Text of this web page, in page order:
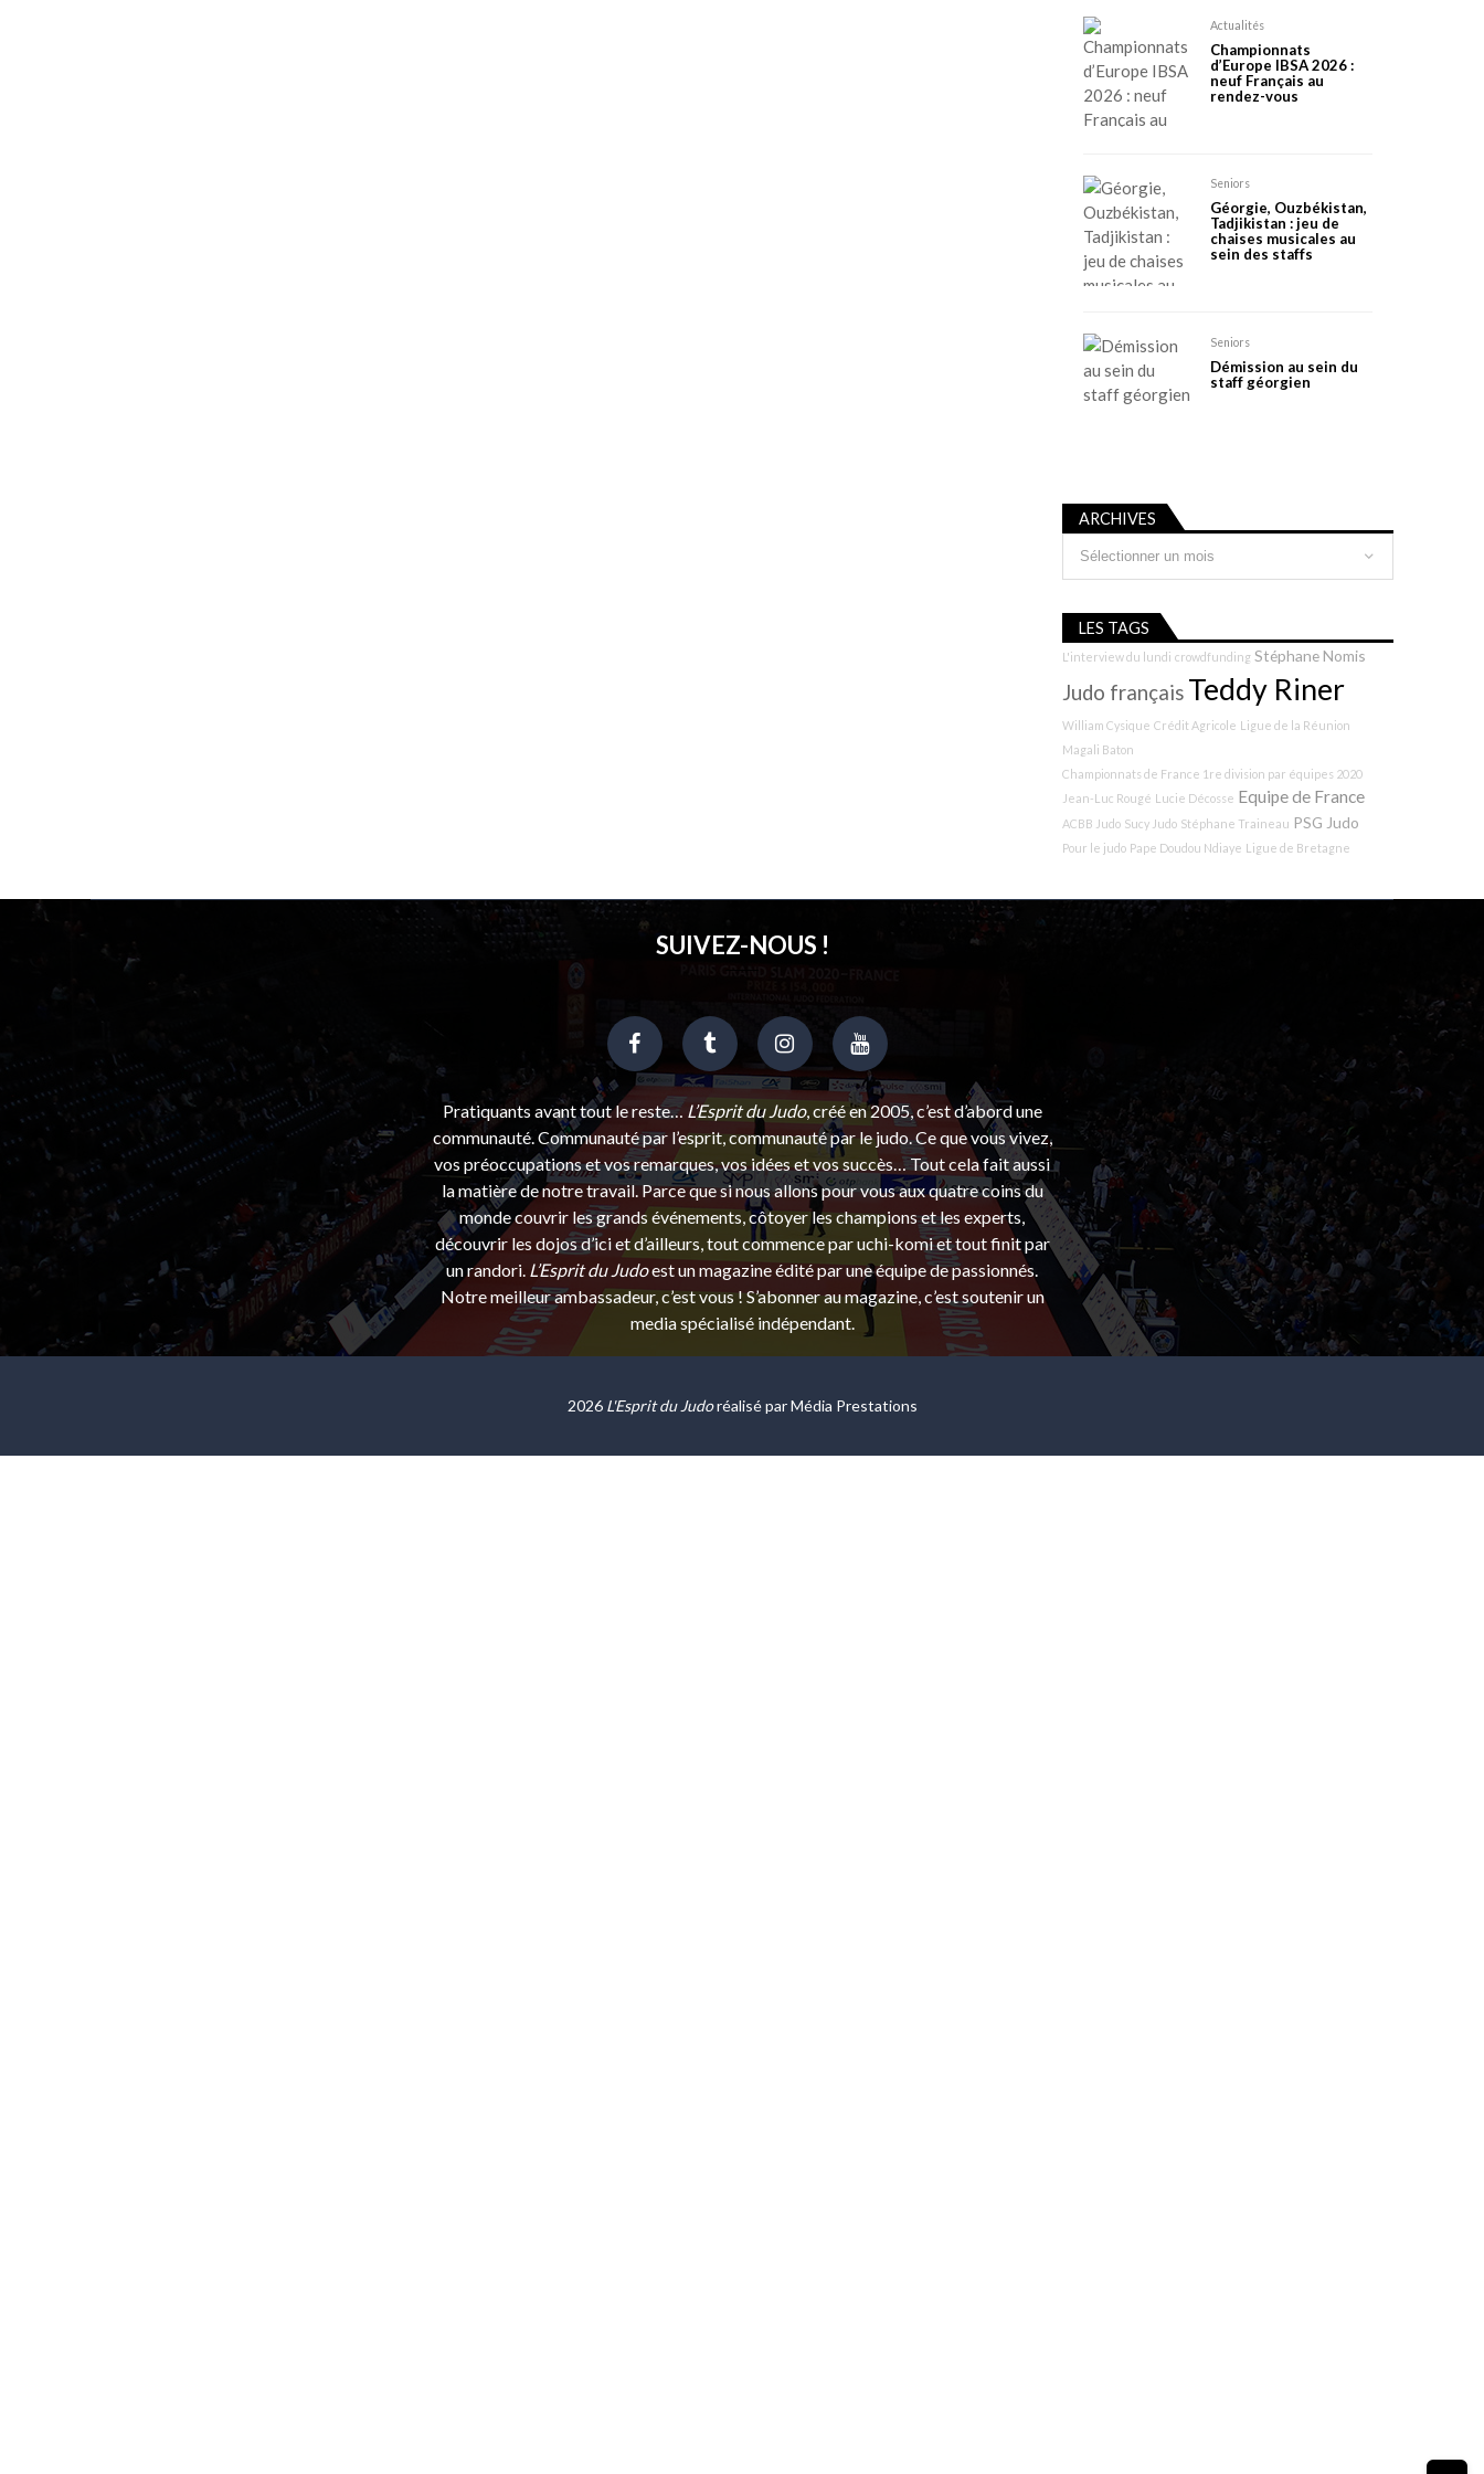
Actualités
Championnats
d’Europe IBSA 2026 :
neuf Français au
rendez-vous
Seniors
Géorgie, Ouzbékistan,
Tadjikistan : jeu de
chaises musicales au
sein des staffs
Seniors
Démission au sein du
staff géorgien
ARCHIVES
LES TAGS
L'interview du lundi crowdfunding Stéphane Nomis
Judo français Teddy Riner
William Cysique Crédit Agricole Ligue de la Réunion
Magali Baton
Championnats de France 1re division par équipes 2020
Jean-Luc Rougé Lucie Décosse Equipe de France
ACBB Judo Sucy Judo Stéphane Traineau PSG Judo
Pour le judo Pape Doudou Ndiaye Ligue de Bretagne
SUIVEZ-NOUS !
Pratiquants avant tout le reste… L’Esprit du Judo, créé en 2005, c’est d’abord une
communauté. Communauté par l’esprit, communauté par le judo. Ce que vous vivez,
vos préoccupations et vos remarques, vos idées et vos succès… Tout cela fait aussi
la matière de notre travail. Parce que si nous allons pour vous aux quatre coins du
monde couvrir les grands événements, côtoyer les champions et les experts,
découvrir les dojos d’ici et d’ailleurs, tout commence par uchi-komi et tout finit par
un randori. L’Esprit du Judoest un magazine édité par une équipe de passionnés.
Notre meilleur ambassadeur, c’est vous ! S’abonner au magazine, c’est soutenir un
media spécialisé indépendant.
2026 L'Esprit du Judoréalisé parMédia Prestations